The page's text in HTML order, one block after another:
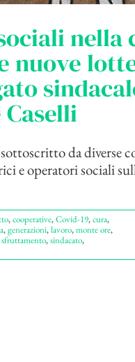
nella
nuove
da diverse
e operatori sociali
,cooperative,Covid-19,cura,
,generazioni,lavoro,monte ore,
sfruttamento,sindacato,